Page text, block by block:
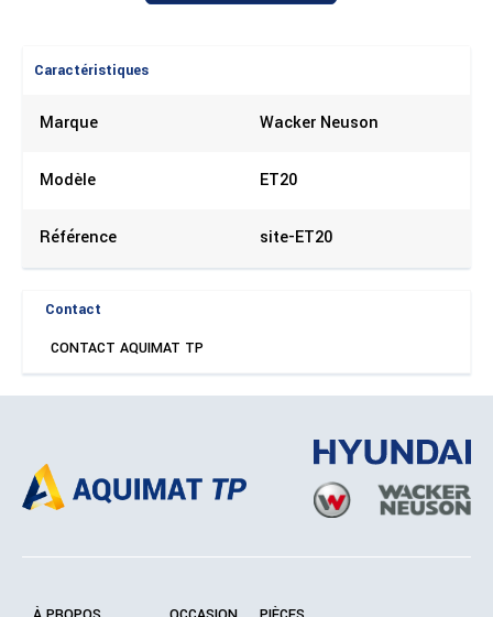
Caractéristiques
Marque Wacker Neuson
Modèle ET20
Référence site-ET20
Contact
CONTACT AQUIMAT TP